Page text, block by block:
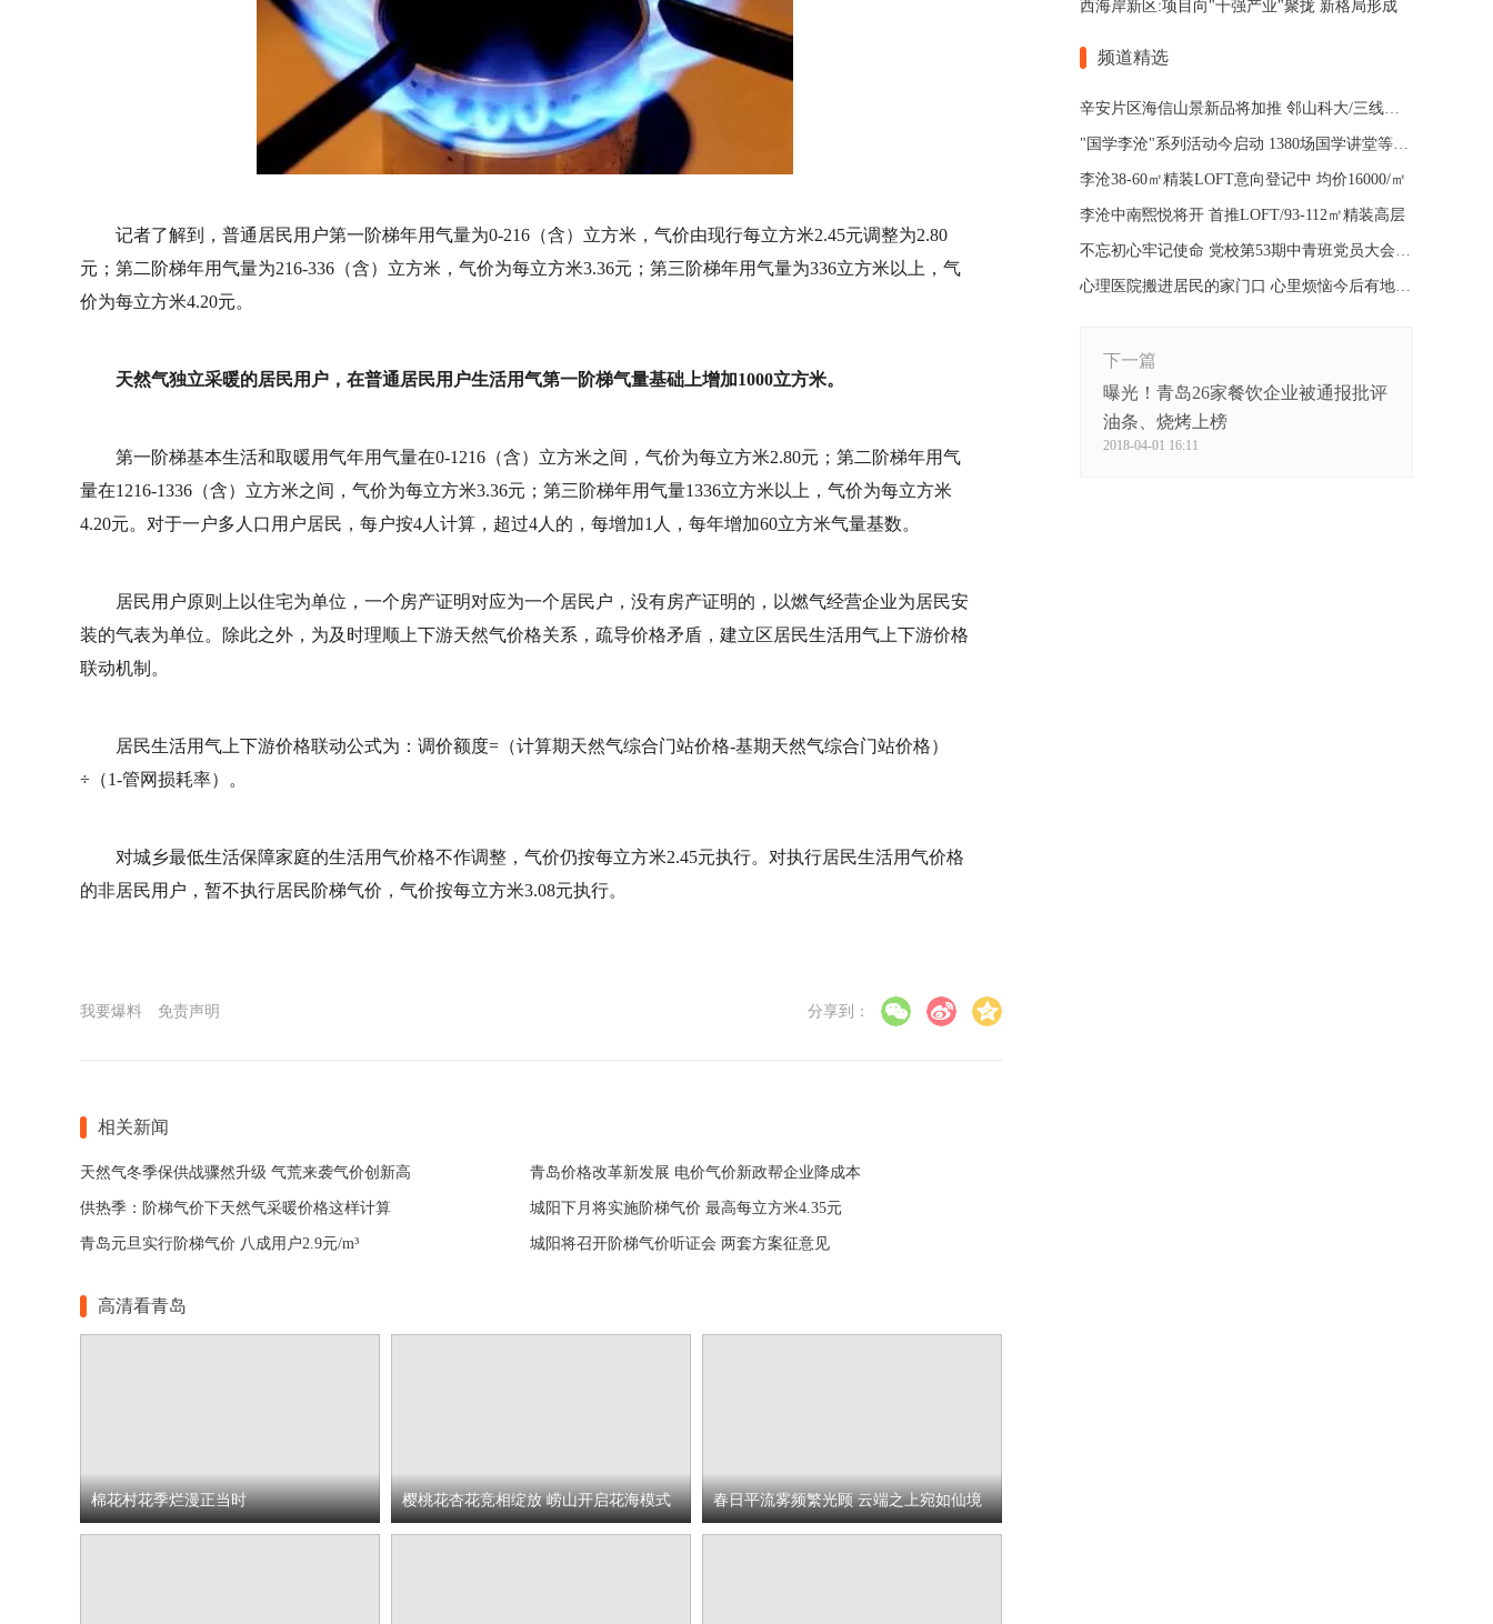
记者了解到，普通居民用户第一阶梯年用气量为0-216（含）立方米，气价由现行每立方米2.45元调整为2.80
元；第二阶梯年用气量为216-336（含）立方米，气价为每立方米3.36元；第三阶梯年用气量为336立方米以上，气
价为每立方米4.20元。
天然气独立采暖的居民用户，在普通居民用户生活用气第一阶梯气量基础上增加1000立方米。
第一阶梯基本生活和取暖用气年用气量在0-1216（含）立方米之间，气价为每立方米2.80元；第二阶梯年用气
量在1216-1336（含）立方米之间，气价为每立方米3.36元；第三阶梯年用气量1336立方米以上，气价为每立方米
4.20元。对于一户多人口用户居民，每户按4人计算，超过4人的，每增加1人，每年增加60立方米气量基数。
居民用户原则上以住宅为单位，一个房产证明对应为一个居民户，没有房产证明的，以燃气经营企业为居民安
装的气表为单位。除此之外，为及时理顺上下游天然气价格关系，疏导价格矛盾，建立区居民生活用气上下游价格
联动机制。
居民生活用气上下游价格联动公式为：调价额度=（计算期天然气综合门站价格-基期天然气综合门站价格）
÷（1-管网损耗率）。
对城乡最低生活保障家庭的生活用气价格不作调整，气价仍按每立方米2.45元执行。对执行居民生活用气价格
的非居民用户，暂不执行居民阶梯气价，气价按每立方米3.08元执行。
我要爆料 免责声明 分享到：
相关新闻
天然气冬季保供战骤然升级 气荒来袭气价创新高 青岛价格改革新发展 电价气价新政帮企业降成本
供热季：阶梯气价下天然气采暖价格这样计算 城阳下月将实施阶梯气价 最高每立方米4.35元
青岛元旦实行阶梯气价 八成用户2.9元/m³ 城阳将召开阶梯气价听证会 两套方案征意见
高清看青岛
棉花村花季烂漫正当时 樱桃花杏花竞相绽放 崂山开启花海模式 春日平流雾频繁光顾 云端之上宛如仙境
西海岸新区:项目向"十强产业"聚拢 新格局形成
频道精选
辛安片区海信山景新品将加推 邻山科大/三线地铁
"国学李沧"系列活动今启动 1380场国学讲堂等你来听
李沧38-60㎡精装LOFT意向登记中 均价16000/㎡
李沧中南煕悦将开 首推LOFT/93-112㎡精装高层
不忘初心牢记使命 党校第53期中青班党员大会顺利举办
心理医院搬进居民的家门口 心里烦恼今后有地说！
下一篇
曝光！青岛26家餐饮企业被通报批评
油条、烧烤上榜
2018-04-01 16:11